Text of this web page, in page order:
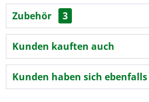
Zubehör 3
Kunden kauften auch
Kunden haben sich